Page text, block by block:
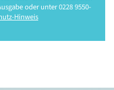
oder unter 0228 9550-
Hinweis